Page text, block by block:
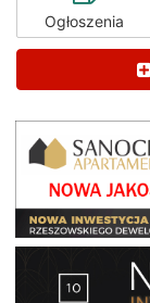
Ogłoszenia